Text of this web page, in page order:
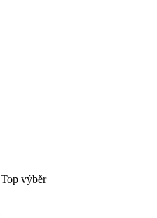
Top výběr